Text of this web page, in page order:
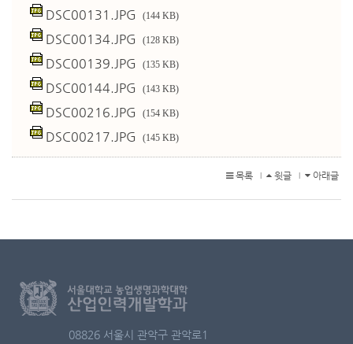
DSC00131.JPG (144 KB)
DSC00134.JPG (128 KB)
DSC00139.JPG (135 KB)
DSC00144.JPG (143 KB)
DSC00216.JPG (154 KB)
DSC00217.JPG (145 KB)
목록 l 윗글 l 아래글
08826 서울시 관악구 관악로1